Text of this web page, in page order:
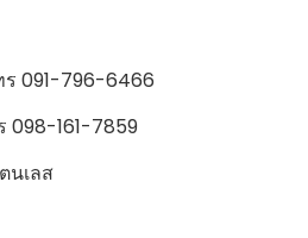
091-796-6466
098-161-7859
นเลส